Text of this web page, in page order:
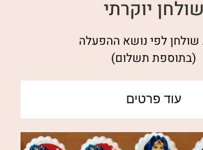
שולחן יוקרתי
שולחן לפי נושא ההפעלה
(בתוספת תשלום)
עוד פרטים